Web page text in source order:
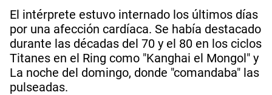
El intérprete estuvo internado los últimos días
por una afección cardíaca. Se había destacado
durante las décadas del 70 y el 80 en los ciclos
Titanes en el Ring como "Kanghai el Mongol" y
La noche del domingo, donde "comandaba" las
pulseadas.